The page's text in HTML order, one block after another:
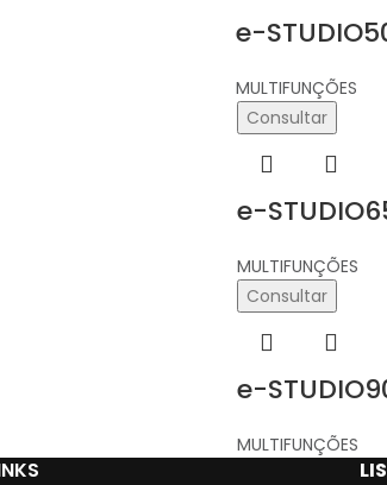
e-
MULTIFUNÇÕES
Consultar
e-
MULTIFUNÇÕES
Consultar
e-
MULTIFUNÇÕES